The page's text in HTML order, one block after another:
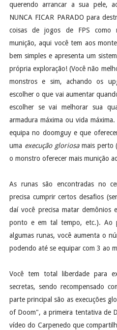
querendo arrancar a sua pele,
NUNCA FICAR PARADO para
coisas de jogos de FPS como
munição, aqui você tem aos
bem simples e apresenta um
própria exploração! (Você não
monstros e sim, achando os
escolher o que vai aumentar
escolher se vai melhorar sua
armadura máxima ou vida
equipa no doomguy e que
uma execução gloriosamais perto
o monstro oferecer mais munição
As runas são encontradas no
precisa cumprir certos desafios
daí você precisa matar demônios
ponto e em tal tempo, etc.). Ao
algumas runas, você aumenta o
podendo até se equipar com 3 ao
Você tem total liberdade para
secretas, sendo recompensado
parte principal são as execuções
of Doom", a primeira tentativa de
vídeo do Carpenedo que